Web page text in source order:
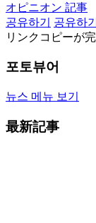
オピニオン 記事
공유하기
공유하기
リンクコピーが
포토뷰어
뉴스 메뉴 보기
最新記事